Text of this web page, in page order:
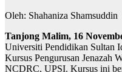
Oleh: Shahaniza Shamsuddin
Tanjong Malim, 16
Universiti Pendidikan Sultan
Kursus Pengurusan Jenazah
NCDRC, UPSI. Kursus ini